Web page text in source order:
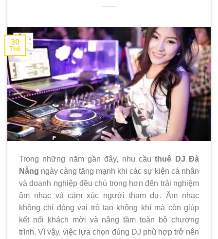
30
Th6
Trong những năm gần đây, nhu cầuthuê DJ Đà
Nẵng ngày càng tăng mạnh khi các sự kiện cá nhân
và doanh nghiệp đều chú trọng hơn đến trải nghiệm
âm nhạc và cảm xúc người tham dự. Âm nhạc
không chỉ đóng vai trò tạo không khí mà còn giúp
kết nối khách mời và nâng tầm toàn bộ chương
trình. Vì vậy, việc lựa chọn đúng DJ phù hợp trở nên